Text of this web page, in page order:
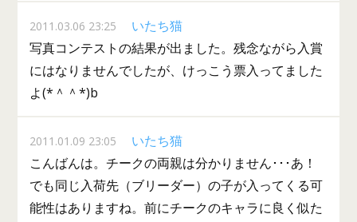
2011.03.06 23:25
いたち猫
写真コンテストの結果が出ました。残念ながら入賞
にはなりませんでしたが、けっこう票入ってました
よ(*＾＾*)b
2011.01.09 23:05
いたち猫
こんばんは。チークの両親は分かりません･･･あ！
でも同じ入荷先（ブリーダー）の子が入ってくる可
能性はありますね。前にチークのキャラに良く似た